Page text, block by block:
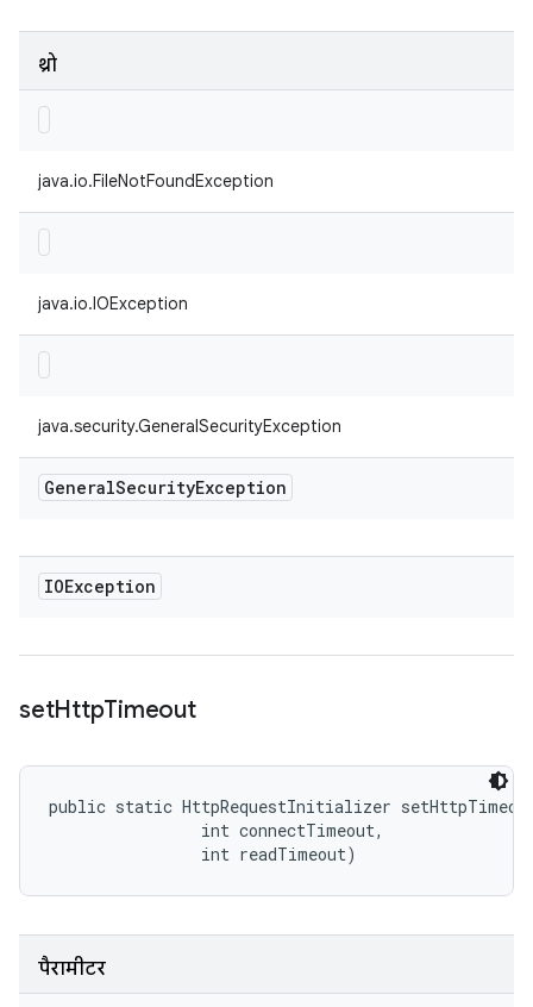
थ्रो
java.io.FileNotFoundException
java.io.IOException
java.security.GeneralSecurityException
GeneralSecurityException
IOException
setHttpTimeout
public static HttpRequestInitializer
                int connectTimeout,
                int readTimeout)
पैरामीटर